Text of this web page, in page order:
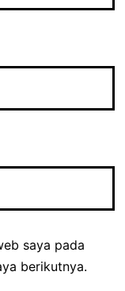
saya pada
berikutnya.